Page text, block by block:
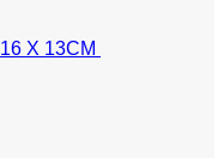
X 13CM